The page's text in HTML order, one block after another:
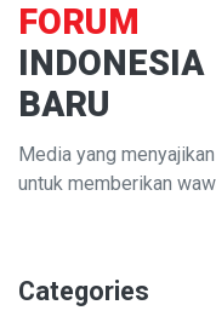
FORUM
INDONESIA
BARU
Media yang
untuk memberikan
Categories